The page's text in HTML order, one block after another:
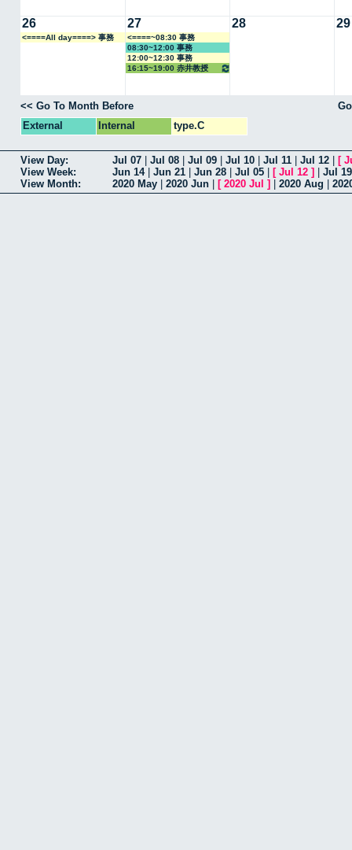
26
<====All day====> 事務
27
<====~08:30 事務
08:30~12:00 事務
12:00~12:30 事務
16:15~19:00 赤井教授
28 29
<< Go To Month Before
External
Internal type.C
View Day: Jul 07 Jul 08 Jul 09 Jul 10 Jul 11 Jul 12 [
View Week:
Jun 14| Jun 21 Jun 28 Jul 05 [ Jul 12 ]
Jul 19
View Month:
2020 May 2020 Jun [ 2020 Jul ] 2020 Aug